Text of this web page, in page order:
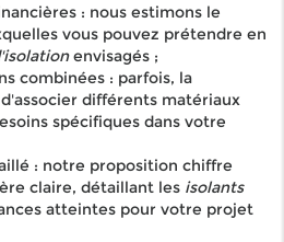
: nous estimons le
vous pouvez prétendre en
envisagés ;
combinées : parfois, la
différents matériaux
spécifiques dans votre
: notre proposition chiffre
claire, détaillant les isolants
atteintes pour votre projet